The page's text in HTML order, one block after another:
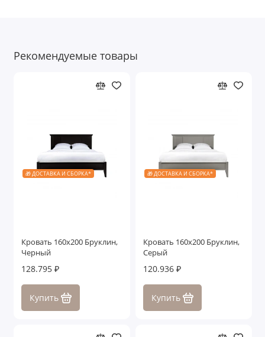
Рекомендуемые товары
🎁 ДОСТАВКА И СБОРКА*
Кровать 160x200 Бруклин,
Черный
128.795 ₽
Купить
🎁 ДОСТАВКА И СБОРКА*
Кровать 160x200 Бруклин,
Серый
120.936 ₽
Купить